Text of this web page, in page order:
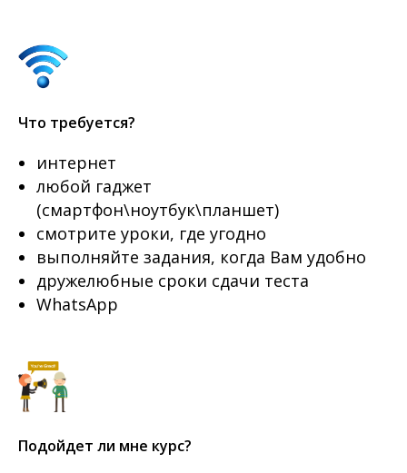
Что требуется?
интернет
любой гаджет
(смартфон\ноутбук\планшет)
смотрите уроки, где угодно
выполняйте задания, когда Вам удобно
дружелюбные сроки сдачи теста
WhatsApp
Подойдет ли мне курс?